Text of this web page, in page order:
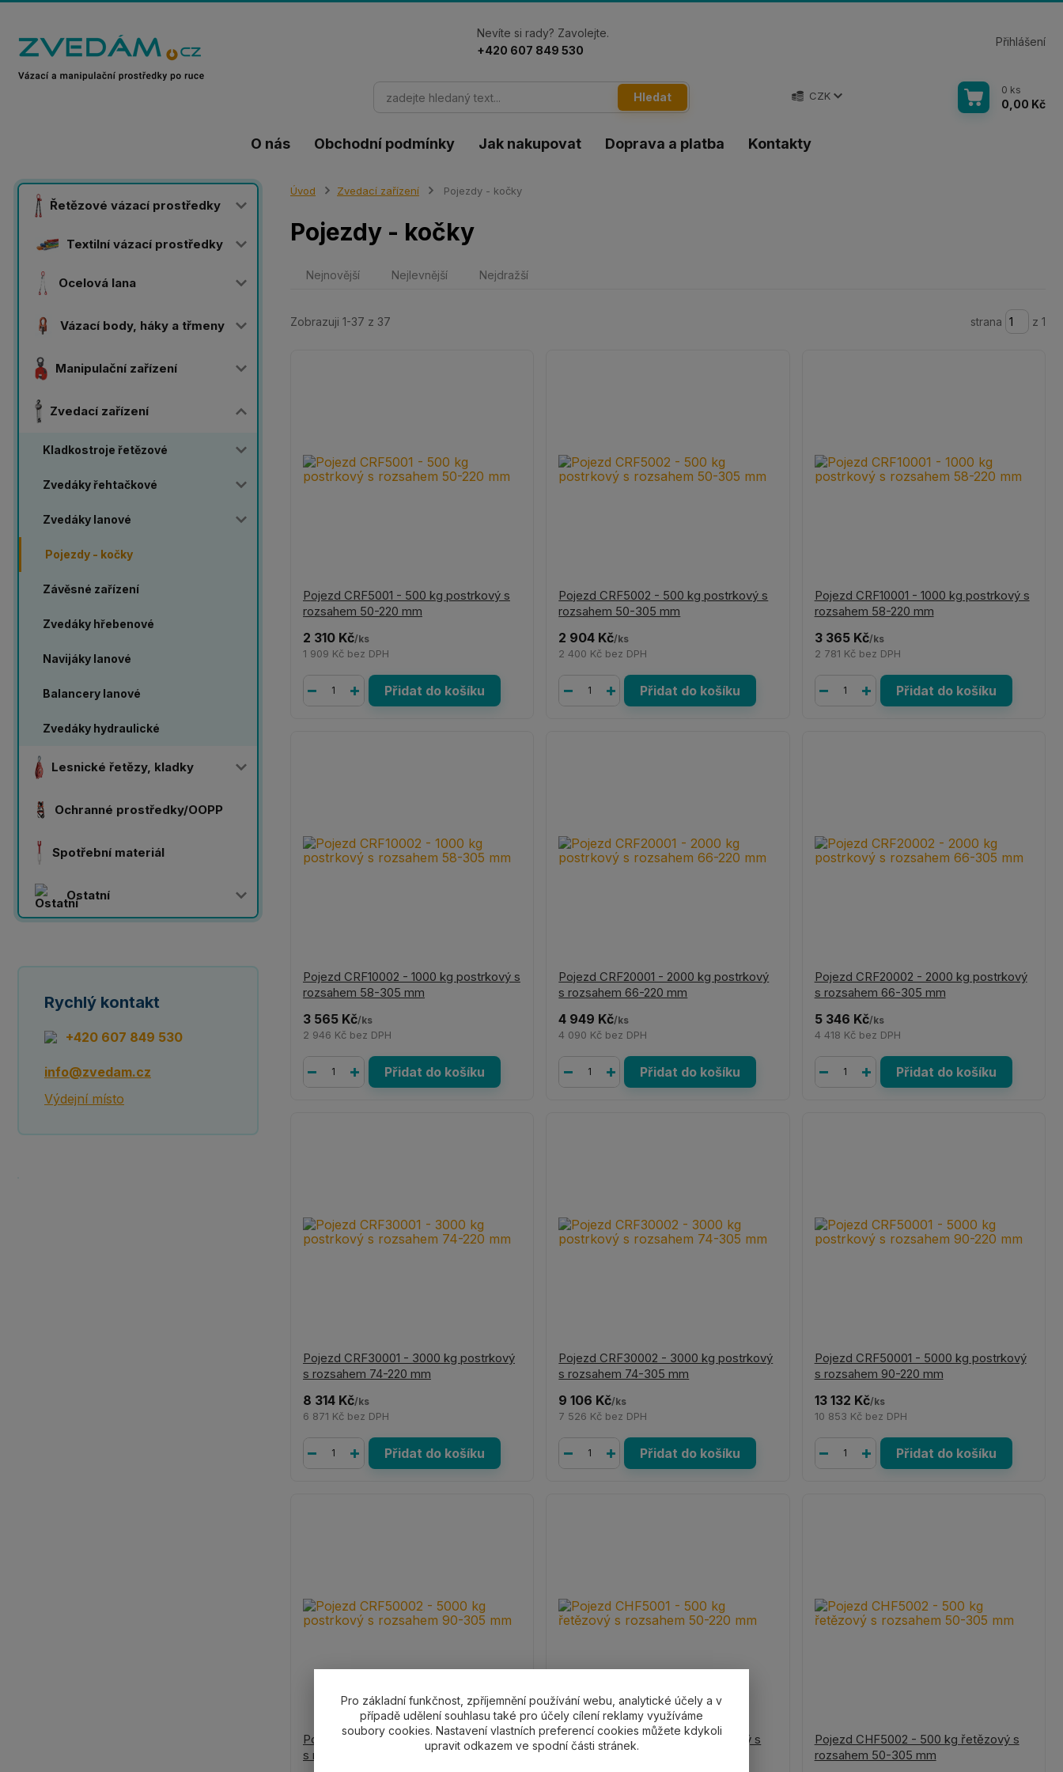
O nás Obchodní podmínky Jak nakupovat Doprava a platba Kontakty
CZK
Přihlášení
Hledat
Nevíte si rady? Zavolejte.
+420 607 849 530
0 ks
0,00 Kč
Řetězové vázací prostředky
Textilní vázací prostředky
Ocelová lana
Vázací body, háky a třmeny
Manipulační zařízení
Zvedací zařízení
Kladkostroje řetězové
Zvedáky řehtačkové
Zvedáky lanové
Pojezdy - kočky
Závěsné zařízení
Zvedáky hřebenové
Navijáky lanové
Balancery lanové
Zvedáky hydraulické
Lesnické řetězy, kladky
Ochranné prostředky/OOPP
Spotřební materiál
Ostatní
Rychlý kontakt
+420 607 849 530
info@zvedam.cz
Výdejní místo
Úvod Zvedací zařízení Pojezdy - kočky
Pojezdy - kočky
Nejnovější Nejlevnější Nejdražší
Zobrazuji 1-37 z 37 strana z 1
Pojezd CRF5001 - 500 kg postrkový s
rozsahem 50-220 mm
2 310 Kč/ks
1 909 Kč bez DPH
Přidat do košíku
Pojezd CRF5002 - 500 kg postrkový s
rozsahem 50-305 mm
2 904 Kč/ks
2 400 Kč bez DPH
Přidat do košíku
Pojezd CRF10001 - 1000 kg postrkový s
rozsahem 58-220 mm
3 365 Kč/ks
2 781 Kč bez DPH
Přidat do košíku
Pojezd CRF10002 - 1000 kg postrkový s
rozsahem 58-305 mm
3 565 Kč/ks
2 946 Kč bez DPH
Přidat do košíku
Pojezd CRF20001 - 2000 kg postrkový
s rozsahem 66-220 mm
4 949 Kč/ks
4 090 Kč bez DPH
Přidat do košíku
Pojezd CRF20002 - 2000 kg postrkový
s rozsahem 66-305 mm
5 346 Kč/ks
4 418 Kč bez DPH
Přidat do košíku
Pojezd CRF30001 - 3000 kg postrkový
s rozsahem 74-220 mm
8 314 Kč/ks
6 871 Kč bez DPH
Přidat do košíku
Pojezd CRF30002 - 3000 kg postrkový
s rozsahem 74-305 mm
9 106 Kč/ks
7 526 Kč bez DPH
Přidat do košíku
Pojezd CRF50001 - 5000 kg postrkový
s rozsahem 90-220 mm
13 132 Kč/ks
10 853 Kč bez DPH
Přidat do košíku
Pojezd CRF50002 - 5000 kg postrkový
s rozsahem 90-305 mm
Pojezd CHF5001 - 500 kg řetězový s
rozsahem 50-220 mm
Pojezd CHF5002 - 500 kg řetězový s
rozsahem 50-305 mm
Pro základní funkčnost, zpříjemnění používání webu, analytické účely a v
případě udělení souhlasu také pro účely cílení reklamy využíváme
soubory cookies. Nastavení vlastních preferencí cookies můžete kdykoli
upravit odkazem ve spodní části stránek.